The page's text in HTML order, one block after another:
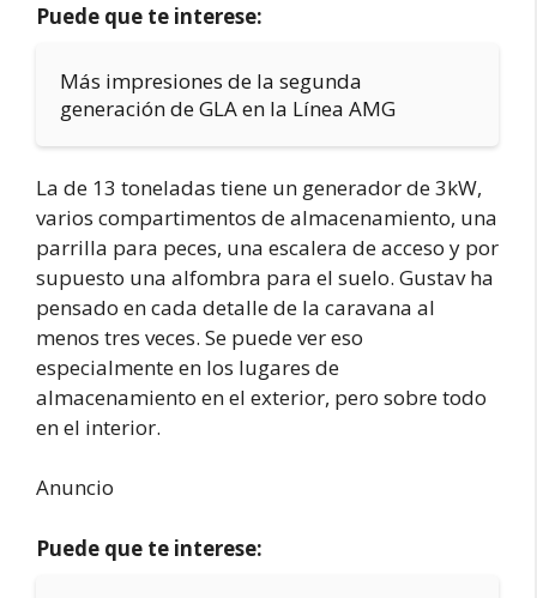
Puede que te interese:
Más impresiones de la segunda
generación de GLA en la Línea AMG
La de 13 toneladas tiene un generador de 3kW,
varios compartimentos de almacenamiento, una
parrilla para peces, una escalera de acceso y por
supuesto una alfombra para el suelo. Gustav ha
pensado en cada detalle de la caravana al
menos tres veces. Se puede ver eso
especialmente en los lugares de
almacenamiento en el exterior, pero sobre todo
en el interior.
Anuncio
Puede que te interese: